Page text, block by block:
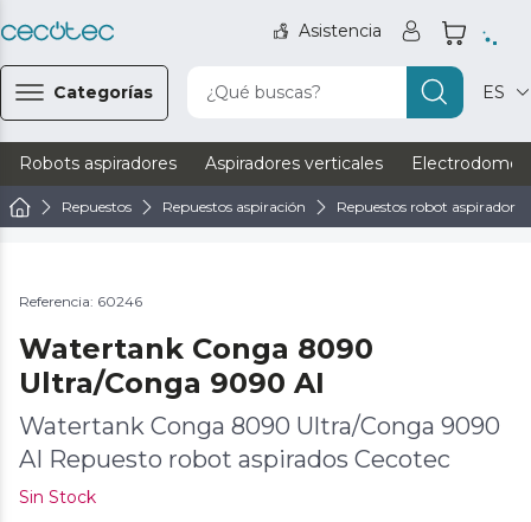
Asistencia
Categorías ¿Qué buscas? ES
Robots aspiradores Aspiradores verticales
Repuestos Repuestos aspiración Repuestos robot aspirador
Referencia: 60246
Watertank Conga 8090
Ultra/Conga 9090 AI
Watertank Conga 8090 Ultra/Conga 9090
AI Repuesto robot aspirados Cecotec
Sin Stock